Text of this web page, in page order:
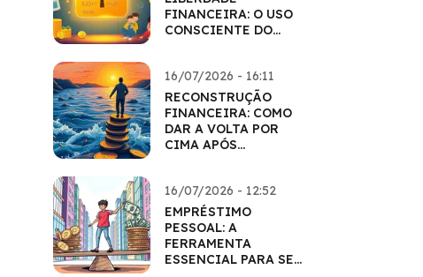
FINANCEIRA: O USO
CONSCIENTE DO
16/07/2026 - 16:11
RECONSTRUÇÃO
FINANCEIRA: COMO
DAR A VOLTA POR
CIMA APÓS
16/07/2026 - 12:52
EMPRÉSTIMO
PESSOAL: A
FERRAMENTA
ESSENCIAL PARA SEU